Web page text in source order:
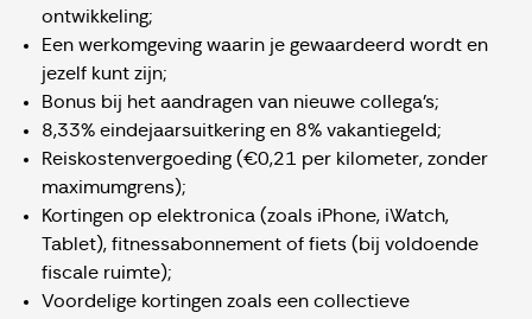
ontwikkeling;
Een werkomgeving waarin je gewaardeerd wordt en
jezelf kunt zijn;
Bonus bij het aandragen van nieuwe collega’s;
8,33% eindejaarsuitkering en 8% vakantiegeld;
Reiskostenvergoeding (€0,21 per kilometer, zonder
maximumgrens);
Kortingen op elektronica (zoals iPhone, iWatch,
Tablet), fitnessabonnement of fiets (bij voldoende
fiscale ruimte);
Voordelige kortingen zoals een collectieve